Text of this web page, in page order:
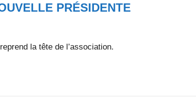
PRÉSIDENTE
la tête de l’association.